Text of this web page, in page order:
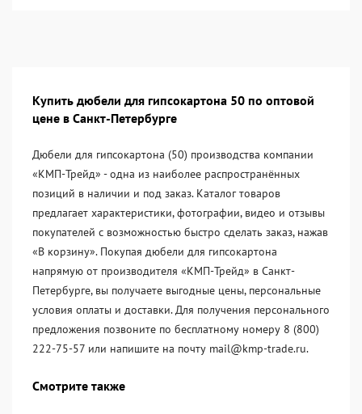
Купить дюбели для гипсокартона 50 по оптовой
цене в Санкт-Петербурге
Дюбели для гипсокартона (50) производства компании
«KМП-Трейд» - одна из наиболее распространённых
позиций в наличии и под заказ. Каталог товаров
предлагает характеристики, фотографии, видео и отзывы
покупателей с возможностью быстро сделать заказ, нажав
«В корзину». Покупая дюбели для гипсокартона
напрямую от производителя «KМП-Трейд» в Санкт-
Петербурге, вы получаете выгодные цены, персональные
условия оплаты и доставки. Для получения персонального
предложения позвоните по бесплатному номеру 8 (800)
222-75-57 или напишите на почту mail@kmp-trade.ru.
Смотрите также